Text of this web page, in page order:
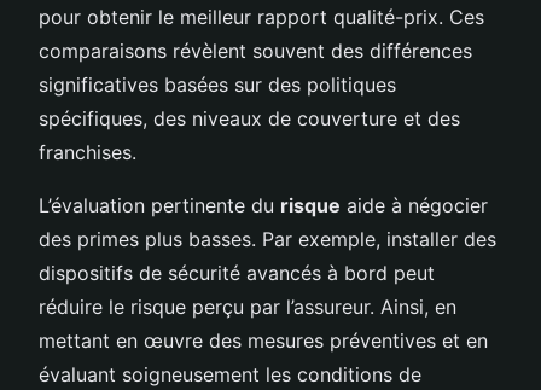
pour obtenir le meilleur rapport qualité-prix. Ces
comparaisons révèlent souvent des différences
significatives basées sur des politiques
spécifiques, des niveaux de couverture et des
franchises.
L’évaluation pertinente du risque aide à négocier
des primes plus basses. Par exemple, installer des
dispositifs de sécurité avancés à bord peut
réduire le risque perçu par l’assureur. Ainsi, en
mettant en œuvre des mesures préventives et en
évaluant soigneusement les conditions de